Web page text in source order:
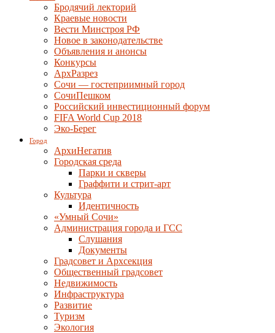
Бродячий лекторий
Краевые новости
Вести Минстроя РФ
Новое в законодательстве
Объявления и анонсы
Конкурсы
АрхРазрез
Сочи — гостеприимный город
СочиПешком
Российский инвестиционный форум
FIFA World Cup 2018
Эко-Берег
Город
АрхиНегатив
Городская среда
Парки и скверы
Граффити и стрит-арт
Культура
Идентичность
«Умный Сочи»
Администрация города и ГСС
Слушания
Документы
Градсовет и Архсекция
Общественный градсовет
Недвижимость
Инфраструктура
Развитие
Туризм
Экология